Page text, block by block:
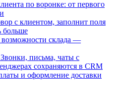
по воронке: от первого
с клиентом, заполнит поля
больше
возможности склада —
Звонки, письма, чаты с
сохраняются в CRM
и оформление доставки